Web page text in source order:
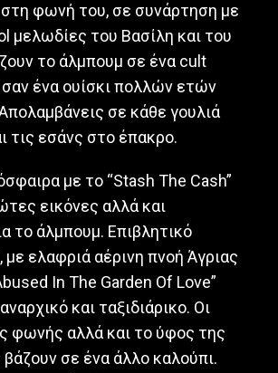
στη φωνή του, σε συνάρτηση με
μελωδίες του Βασίλη και του
το άλμπουμ σε ένα cult
σαν ένα ουίσκι πολλών ετών
σε κάθε γουλιά
τις εσάνς στο έπακρο.
με το “Stash The Cash”
εικόνες αλλά και
το άλμπουμ. Επιβλητικό
ελαφριά αέρινη πνοή Άγριας
In The Garden Of Love”
και ταξιδιάρικο. Οι
φωνής αλλά και το ύφος της
σε ένα άλλο καλούπι.